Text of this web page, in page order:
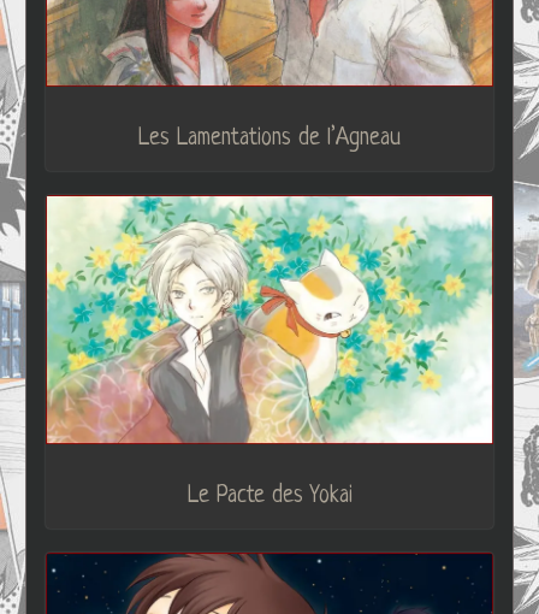
Les Lamentations de l’Agneau
Le Pacte des Yokai